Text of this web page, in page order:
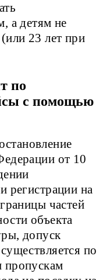
а детям не
23 лет при
по
с помощью
от 10
регистрации на
частей
объекта
допуск
по
пропускам